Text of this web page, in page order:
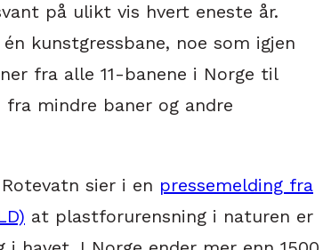
på ulikt vis hvert eneste år.
kunstgressbane, noe som igjen
fra alle 11-banene i Norge til
mindre baner og andre
sier i en pressemelding fra
at plastforurensning i naturen er